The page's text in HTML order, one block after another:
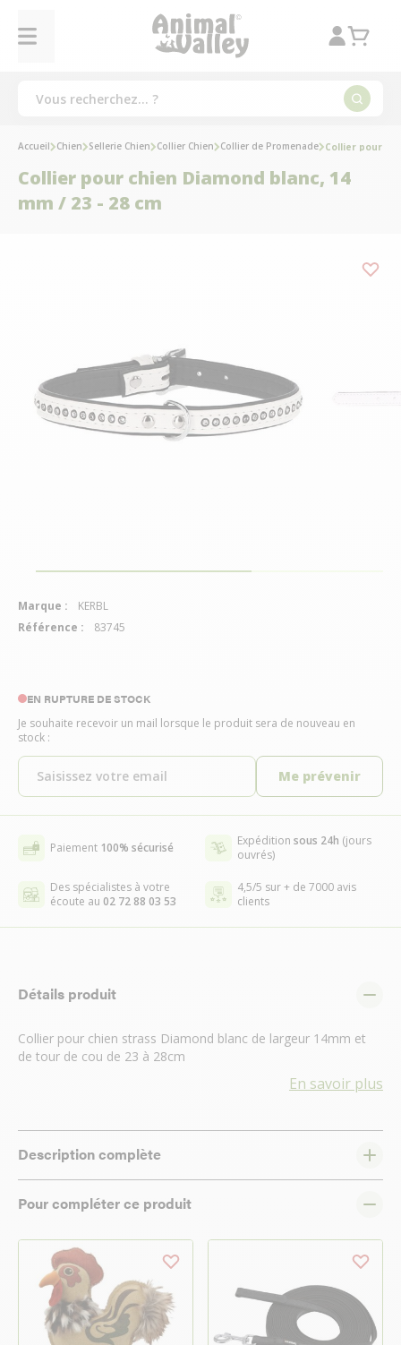
EN RUPTURE DE STOCK
Je souhaite recevoir un mail lorsque le produit sera de nouveau en
stock :
Me prévenir
Paiement 100% sécurisé Expédition sous 24h (jours
ouvrés)
Des spécialistes à votre
écoute au 02 72 88 03 53
4,5/5 sur + de 7000 avis
clients
Détails produit
Collier pour chien strass Diamond blanc de largeur 14mm et
de tour de cou de 23 à 28cm
En savoir plus
Description complète
Pour compléter ce produit
Accueil Chien Sellerie Chien Collier Chien Collier de Promenade Collier pour
Collier pour chien Diamond blanc, 14
mm / 23 - 28 cm
Marque :
KERBL
Référence :
83745